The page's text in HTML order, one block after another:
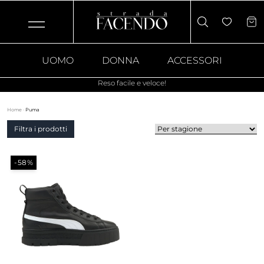
UOMO DONNA ACCESSORI
Reso facile e veloce!
Home · Puma
Filtra i prodotti
-58%